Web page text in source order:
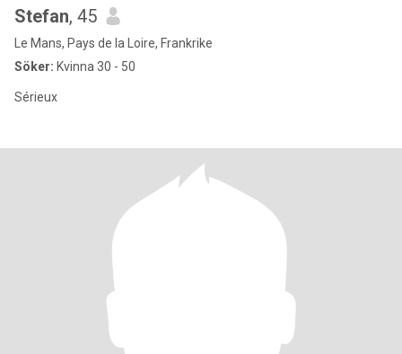
Stefan, 45
Le Mans, Pays de la Loire, Frankrike
Söker: Kvinna 30 - 50
Sérieux